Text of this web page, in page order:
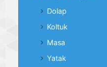
Dolap
Koltuk
Masa
Yatak